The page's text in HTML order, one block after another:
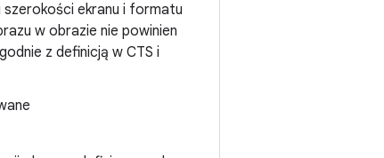
ekranu i formatu
w obrazie nie powinien
z definicją w CTS i